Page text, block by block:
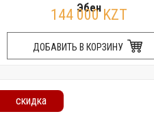
Эбен
144 000 KZT
ДОБАВИТЬ В КОРЗИНУ
скидка